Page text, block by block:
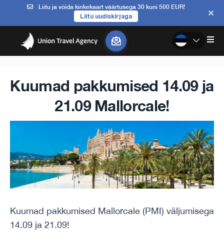
Liitu ja võida kinkekaart väärtusega 30 kuni 500 EUR!
Liitu uudiskirjaga
Kuumad pakkumised 14.09 ja
21.09 Mallorcale!
Kuumad pakkumised Mallorcale (PMI) väljumisega
14.09 ja 21.09!